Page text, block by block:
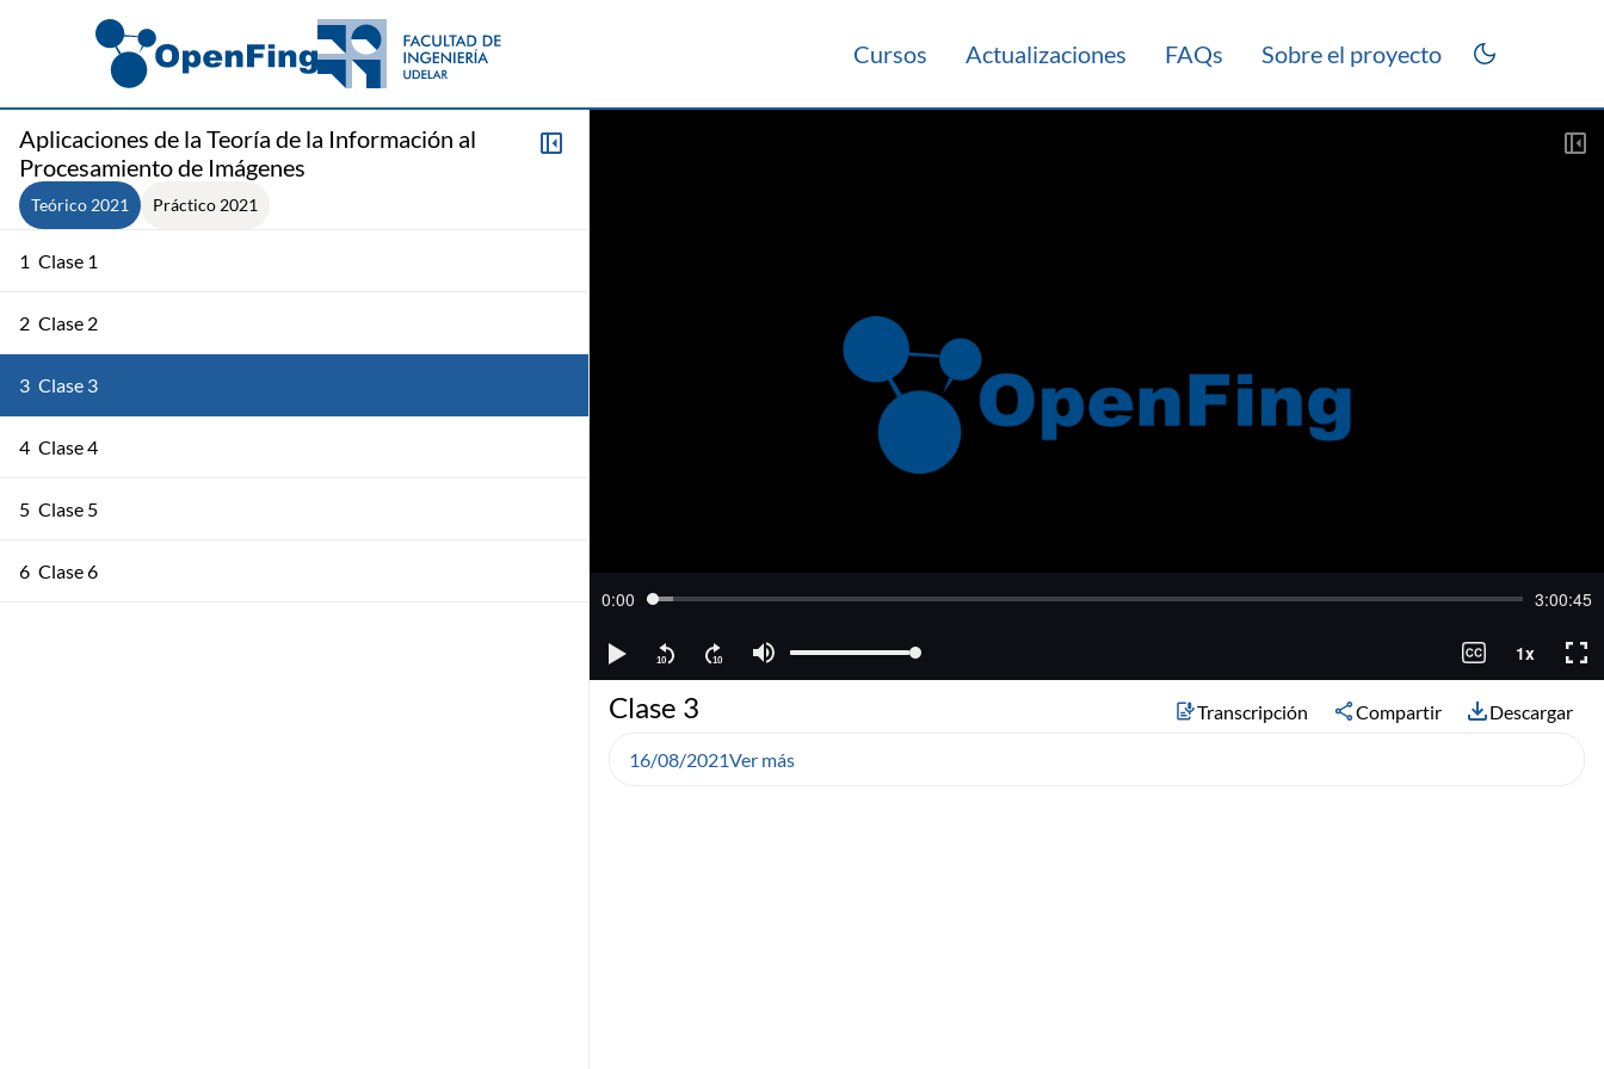
Cursos Actualizaciones FAQs Sobre el proyecto
Aplicaciones de la Teoría de la Información al
Procesamiento de Imágenes
Teórico 2021 Práctico 2021
1 Clase 1
2 Clase 2
3 Clase 3
4 Clase 4
5 Clase 5
6 Clase 6
Clase 3 Transcripción Compartir Descargar
16/08/2021Ver más